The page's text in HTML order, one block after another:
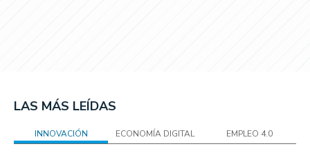
LAS MÁS LEÍDAS
INNOVACIÓN ECONOMÍA DIGITAL EMPLEO 4.0